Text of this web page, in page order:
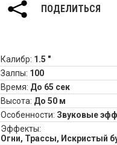
ПОДЕЛИТЬСЯ
Калибр: 1.5 "
Залпы: 100
Время: До 65 сек
Высота: До 50 м
Особенности: Звуковые
Эффекты:
Огни, Трассы, Искристый